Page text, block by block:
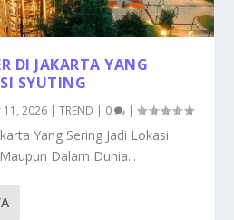
DI JAKARTA YANG
SYUTING
11, 2026 |TREND | 0 |
Yang Sering Jadi Lokasi
Dalam Dunia...